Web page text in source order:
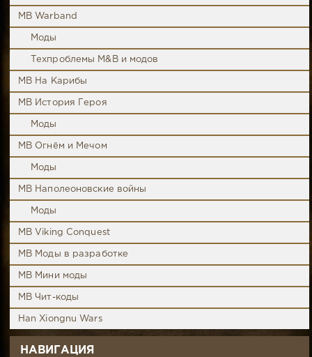
MB Warband
Моды
Техпроблемы M&B и модов
MB На Карибы
MB История Героя
Моды
MB Огнём и Мечом
Моды
MB Наполеоновские войны
Моды
MB Viking Conquest
MB Моды в разработке
MB Мини моды
MB Чит-коды
Han Xiongnu Wars
НАВИГАЦИЯ